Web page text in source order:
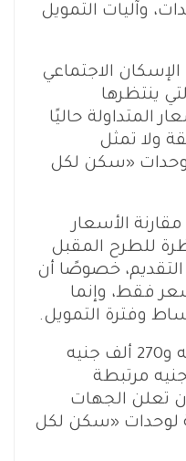
وآليات التمويل
الاجتماعي
ينتظرها
المتداولة حاليًا
ولا تمثل
لوحدات «سكن لكل
الأسعار
للطرح المقبل
خصوصًا أن
فقط، وإنما
وفترة التمويل.
وتظل أسعار 184 ألف جنيه و270 ألف جنيه
و900 ألف جنيه مرتبطة
تعلن الجهات
لوحدات «سكن لكل